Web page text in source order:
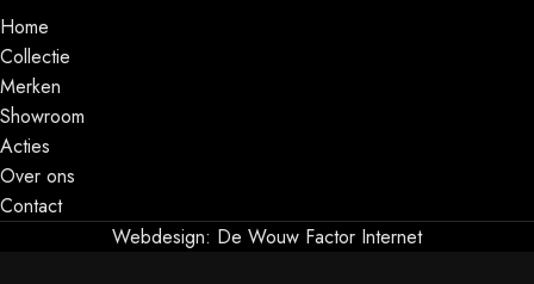
Home
Collectie
Merken
Showroom
Acties
Over ons
Contact
Webdesign: De Wouw Factor Internet